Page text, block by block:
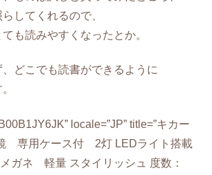
してくれるので、
も読みやすくなったとか。
どこでも読書ができるように
locale=”JP” title=”キカー
専用ケース付 2灯 LEDライト搭載
ガネ 軽量 スタイリッシュ 度数：